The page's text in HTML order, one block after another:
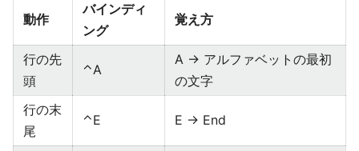
動作
バインディ
ング
覚え方
行の先
頭
⌃A
A → アルファベットの最初
の文字
行の末
尾
⌃E E → End